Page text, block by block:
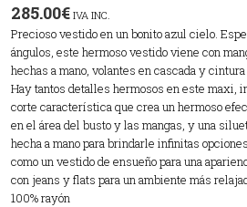
285.00€ IVA INC.
Precioso vestido en un bonito azul cielo.
ángulos, este hermoso vestido viene con
hechas a mano, volantes en cascada y
Hay tantos detalles hermosos en este maxi,
corte característica que crea un hermoso
en el área del busto y las mangas, y una
hecha a mano para brindarle infinitas
como un vestido de ensueño para una
con jeans y flats para un ambiente más
100% rayón